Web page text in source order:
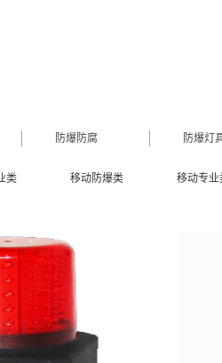
防爆防腐 防爆灯
移动专业
移动防爆类
类